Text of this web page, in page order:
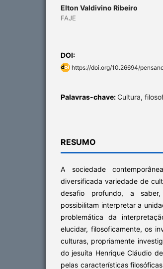
Elton Valdivino Ribeiro
FAJE
DOI:
https://doi.org/10.26694/
Palavras-chave: Cultura,
RESUMO
A sociedade
diversificada variedade de
desafio profundo, a
possibilitam interpretar a
problemática da
elucidar, filosoficamente, os
culturas, propriamente
do jesuíta Henrique Cláudio
pelas características